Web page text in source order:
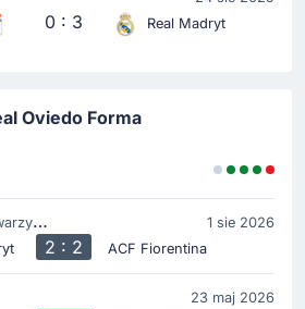
0 : 3 Real Madryt
Oviedo Forma
1 sie 2026
2 : 2 ACF Fiorentina
23 maj 2026